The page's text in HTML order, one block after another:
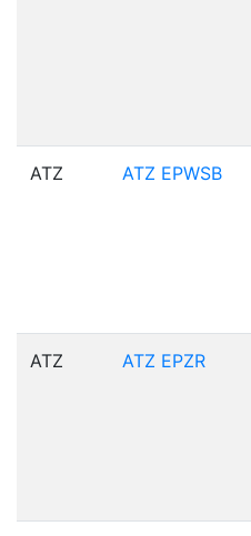
ATZ ATZ EPWSB
ATZ ATZ EPZR